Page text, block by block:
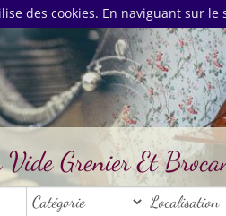
des cookies. En naviguant sur
Vide Grenier Et